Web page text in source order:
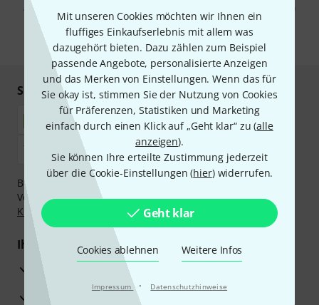
Mit unseren Cookies möchten wir Ihnen ein
fluffiges Einkaufserlebnis mit allem was
dazugehört bieten. Dazu zählen zum Beispiel
passende Angebote, personalisierte Anzeigen
und das Merken von Einstellungen. Wenn das für
Sie okay ist, stimmen Sie der Nutzung von Cookies
für Präferenzen, Statistiken und Marketing
einfach durch einen Klick auf „Geht klar“ zu (alle
anzeigen).
Sie können Ihre erteilte Zustimmung jederzeit
über die Cookie-Einstellungen (hier) widerrufen.
Geht klar
Cookies ablehnen Weitere Infos
Impressum · Datenschutzhinweise
Abmeldung ist jederzeit möglich. Weitere Informationen finden Sie in
unserenDatenschutzhinweisen.
* Pflichtfeld
Sicher einkaufen & bezahlen
Bezahlen Sie vertraulich und sicher per Nachnahme,
Vorkasse, PayPal, Amazon Pay,Klarna Sofort bezahlen
Klarna Ratenzahlung
oder Kreditkarte.
Ihre Vorteile
3 Jahre Thomann Garantie
30 Tage Money-Back-Garantie